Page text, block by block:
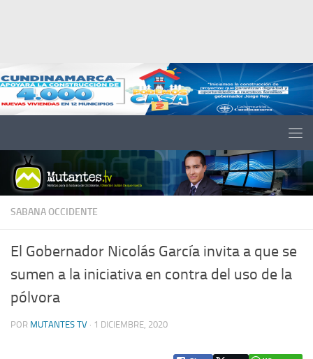
SABANA OCCIDENTE
El Gobernador Nicolás García invita a que se
sumen a la iniciativa en contra del uso de la
pólvora
POR MUTANTES TV · 1 DICIEMBRE, 2020